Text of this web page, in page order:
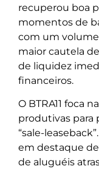
recuperou boa
momentos de
com um
maior cautela
de liquidez
financeiros.
O BTRA11 foca
produtivas para
“sale-
em destaque
de aluguéis